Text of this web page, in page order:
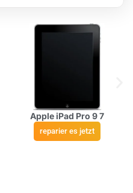
Apple iPad Pro 9 7
reparier es jetzt